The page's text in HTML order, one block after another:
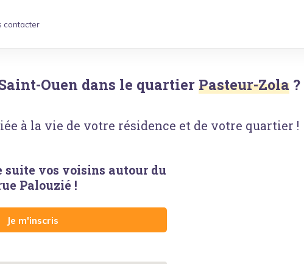
contacter
Ouen dans le quartier Pasteur-Zola ?
à la vie de votre résidence et de votre quartier !
suite vos voisins autour du
Palouzié !
Je m'inscris